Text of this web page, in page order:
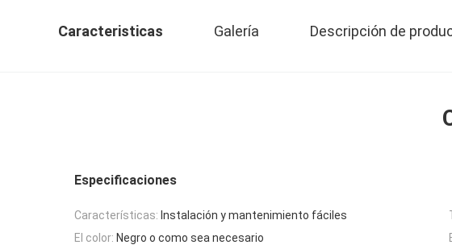
Caracteristicas Galería Descripción de
Especificaciones
Características: Instalación y mantenimiento fáciles
El color: Negro o como sea necesario